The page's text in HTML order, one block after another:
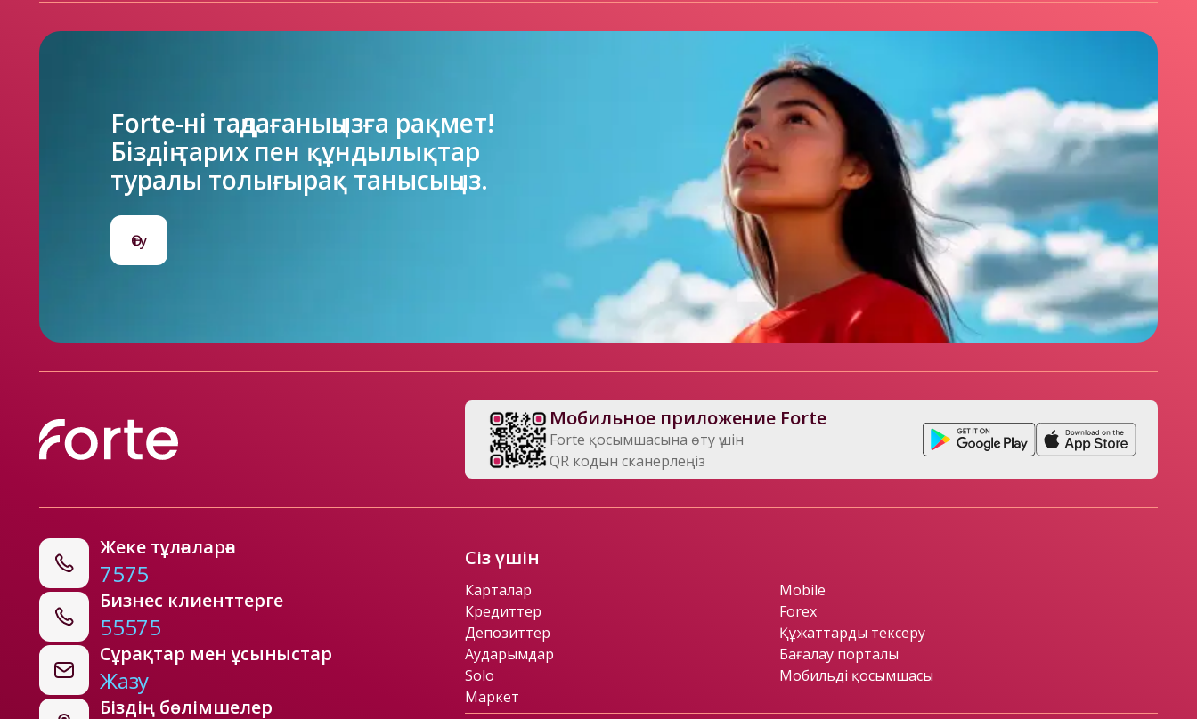
Forte-ні таңдағаныңызға рақмет!
Біздің тарих пен құндылықтар
туралы толығырақ танысыңыз.
Өту
Мобильное приложение Forte
Forte қосымшасына өту үшін
QR кодын сканерлеңіз
Жеке тұлғаларға
7575
Бизнес клиенттерге
55575
Сұрақтар мен ұсыныстар
Жазу
Біздің бөлімшелер
Сіз үшін
Карталар
Кредиттер
Депозиттер
Аударымдар
Solo
Маркет
Mobile
Forex
Құжаттарды тексеру
Бағалау порталы
Мобильді қосымшасы